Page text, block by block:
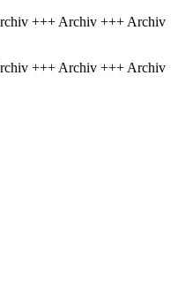
+++ Archiv +++ Archiv
+++ Archiv +++ Archiv